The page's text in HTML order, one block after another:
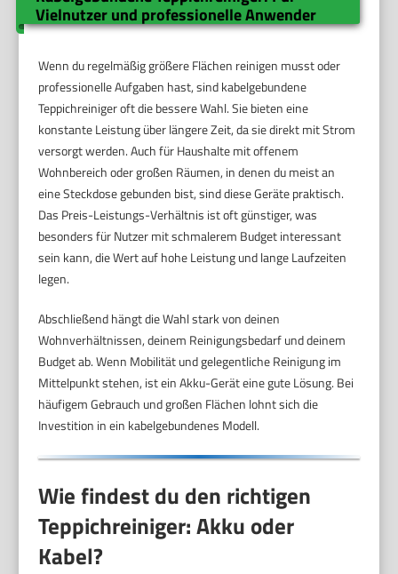
Vielnutzer und professionelle Anwender
Wenn du regelmäßig größere Flächen reinigen musst oder
professionelle Aufgaben hast, sind kabelgebundene
Teppichreiniger oft die bessere Wahl. Sie bieten eine
konstante Leistung über längere Zeit, da sie direkt mit Strom
versorgt werden. Auch für Haushalte mit offenem
Wohnbereich oder großen Räumen, in denen du meist an
eine Steckdose gebunden bist, sind diese Geräte praktisch.
Das Preis-Leistungs-Verhältnis ist oft günstiger, was
besonders für Nutzer mit schmalerem Budget interessant
sein kann, die Wert auf hohe Leistung und lange Laufzeiten
legen.
Abschließend hängt die Wahl stark von deinen
Wohnverhältnissen, deinem Reinigungsbedarf und deinem
Budget ab. Wenn Mobilität und gelegentliche Reinigung im
Mittelpunkt stehen, ist ein Akku-Gerät eine gute Lösung. Bei
häufigem Gebrauch und großen Flächen lohnt sich die
Investition in ein kabelgebundenes Modell.
Wie findest du den richtigen
Teppichreiniger: Akku oder
Kabel?